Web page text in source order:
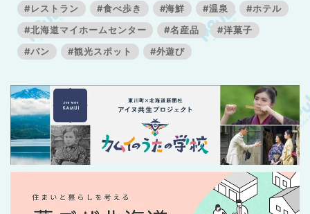
#レストラン
#食べ歩き #海鮮 #温泉
#ホテル
#北海道マイホームセンター
#名産品
#洋菓子
#パン
#観光スポット #外遊び